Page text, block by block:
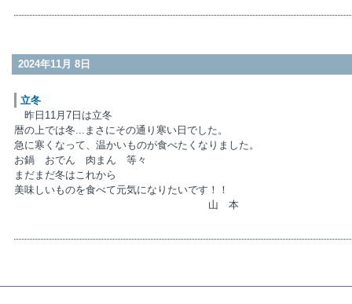
2024年11月 8日
立冬
昨日11月7日は立冬
暦の上では冬...まさにその通り寒い日でした。
急に寒くなって、温かいものが食べたくなりました。
お鍋 おでん 肉まん 等々
まだまだ冬はこれから
美味しいものを食べて元気になりたいです！！
山 本